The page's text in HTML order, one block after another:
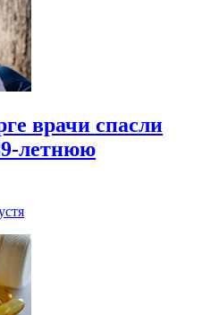
врачи спасли
летнюю